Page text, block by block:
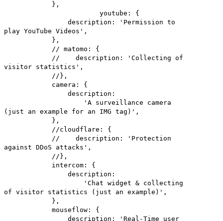
},
youtube: {
description: 'Permission to
play YouTube Videos',
},
// matomo: {
// description: 'Collecting of
visitor statistics',
//},
camera: {
description:
'A surveillance camera
(just an example for an IMG tag)',
},
//cloudflare: {
// description: 'Protection
against DDoS attacks',
//},
intercom: {
description:
'Chat widget & collecting
of visitor statistics (just an example)',
},
mouseflow: {
description: 'Real-Time user